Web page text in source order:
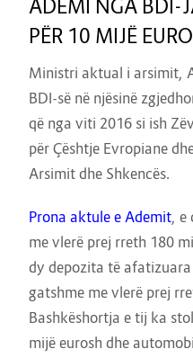
ADEMI NGA BDI-
PËR 10 MIJË EURO
Ministri aktual i arsimit,
BDI-së në njësinë
që nga viti 2016 si ish
për Çështje Evropiane
Arsimit dhe Shkencës.
Prona aktule e Ademit, e
me vlerë prej rreth 180
dy depozita të
gatshme me vlerë prej
Bashkëshortja e tij ka
mijë eurosh dhe